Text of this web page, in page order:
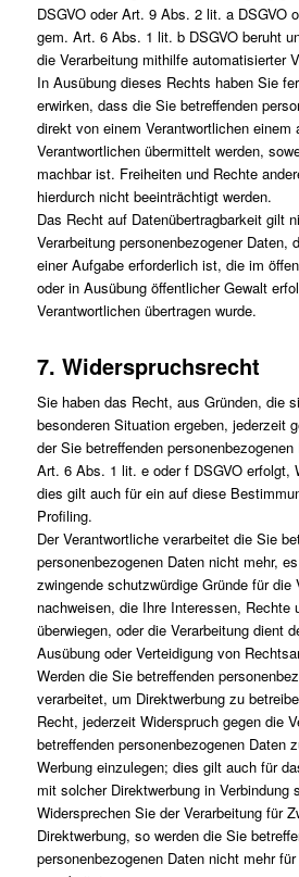
DSGVO oder Art. 9 Abs. 2 lit. a DSGVO
gem. Art. 6 Abs. 1 lit. b DSGVO beruht
die Verarbeitung mithilfe automatisierter
In Ausübung dieses Rechts haben Sie
erwirken, dass die Sie betreffenden
direkt von einem Verantwortlichen einem
Verantwortlichen übermittelt werden,
machbar ist. Freiheiten und Rechte
hierdurch nicht beeinträchtigt werden.
Das Recht auf Datenübertragbarkeit gilt
Verarbeitung personenbezogener Daten,
einer Aufgabe erforderlich ist, die im
oder in Ausübung öffentlicher Gewalt
Verantwortlichen übertragen wurde.
7. Widerspruchsrecht
Sie haben das Recht, aus Gründen, die
besonderen Situation ergeben, jederzeit
der Sie betreffenden
Art. 6 Abs. 1 lit. e oder f DSGVO erfolgt,
dies gilt auch für ein auf diese
Profiling.
Der Verantwortliche verarbeitet die Sie
personenbezogenen Daten nicht mehr,
zwingende schutzwürdige Gründe für die
nachweisen, die Ihre Interessen, Rechte
überwiegen, oder die Verarbeitung dient
Ausübung oder Verteidigung von
Werden die Sie betreffenden
verarbeitet, um Direktwerbung zu
Recht, jederzeit Widerspruch gegen die
betreffenden personenbezogenen Daten
Werbung einzulegen; dies gilt auch für
mit solcher Direktwerbung in Verbindung
Widersprechen Sie der Verarbeitung für
Direktwerbung, so werden die Sie
personenbezogenen Daten nicht mehr